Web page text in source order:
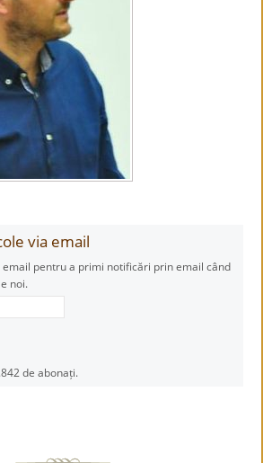
via email
pentru a primi notificări prin email când
noi.
de abonați.